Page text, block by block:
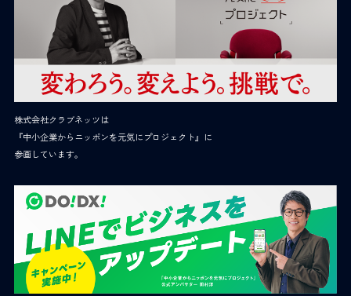
株式会社クラブネッツは
『中小企業からニッポンを元気にプロジェクト』に
参画しています。